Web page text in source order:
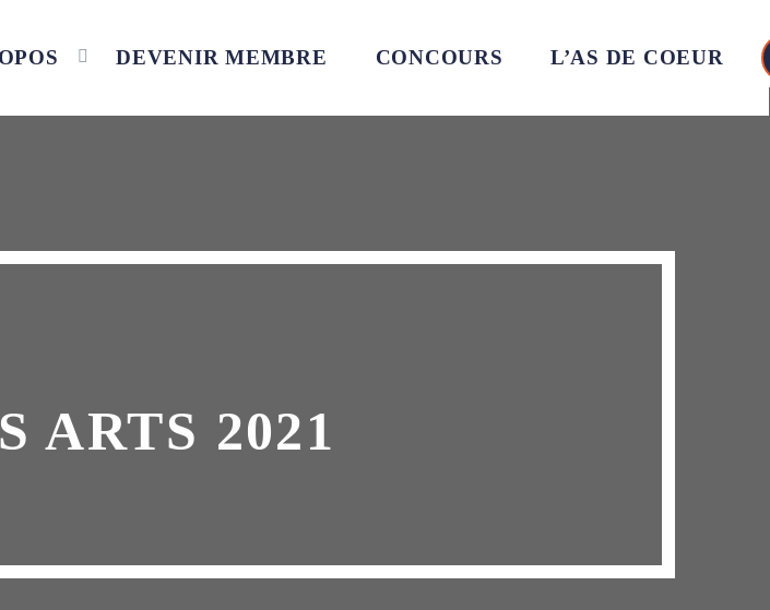
DEVENIR MEMBRE CONCOURS L’AS DE COEUR
ARTS 2021